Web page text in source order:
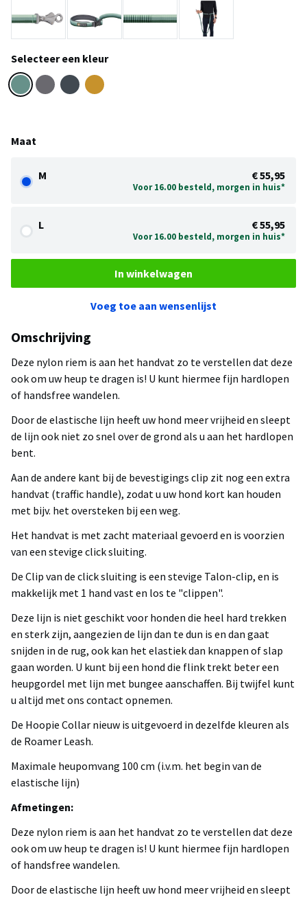
Selecteer een kleur
Maat
M € 55,95
Voor 16.00 besteld, morgen in huis*
L € 55,95
Voor 16.00 besteld, morgen in huis*
In winkelwagen
Voeg toe aan wensenlijst
Omschrijving
Deze nylon riem is aan het handvat zo te verstellen dat deze
ook om uw heup te dragen is! U kunt hiermee fijn hardlopen
of handsfree wandelen.
Door de elastische lijn heeft uw hond meer vrijheid en sleept
de lijn ook niet zo snel over de grond als u aan het hardlopen
bent.
Aan de andere kant bij de bevestigings clip zit nog een extra
handvat (traffic handle), zodat u uw hond kort kan houden
met bijv. het oversteken bij een weg.
Het handvat is met zacht materiaal gevoerd en is voorzien
van een stevige click sluiting.
De Clip van de click sluiting is een stevige Talon-clip, en is
makkelijk met 1 hand vast en los te "clippen".
Deze lijn is niet geschikt voor honden die heel hard trekken
en sterk zijn, aangezien de lijn dan te dun is en dan gaat
snijden in de rug, ook kan het elastiek dan knappen of slap
gaan worden. U kunt bij een hond die flink trekt beter een
heupgordel met lijn met bungee aanschaffen. Bij twijfel kunt
u altijd met ons contact opnemen.
De Hoopie Collar nieuw is uitgevoerd in dezelfde kleuren als
de Roamer Leash.
Maximale heupomvang 100 cm (i.v.m. het begin van de
elastische lijn)
Afmetingen:
Deze nylon riem is aan het handvat zo te verstellen dat deze
ook om uw heup te dragen is! U kunt hiermee fijn hardlopen
of handsfree wandelen.
Door de elastische lijn heeft uw hond meer vrijheid en sleept